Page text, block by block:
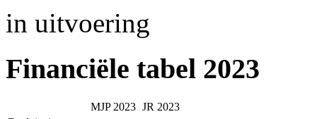
in uitvoering
Financiële tabel 2023
MJP 2023 JR 2023